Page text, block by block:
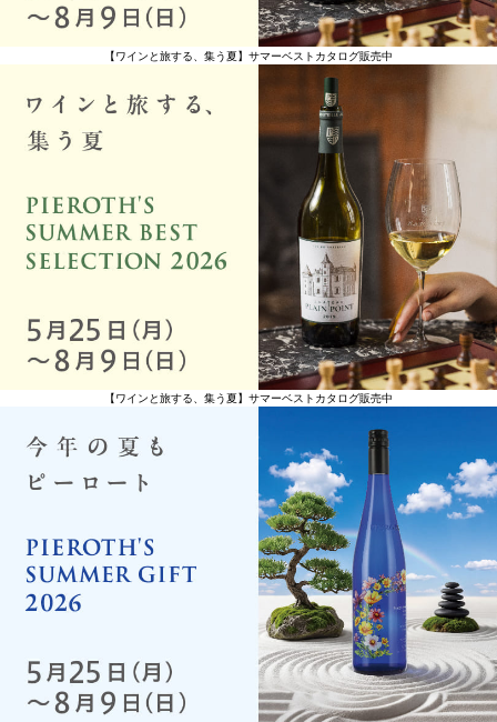
【ワインと旅する、集う夏】サマーベストカタログ販売中
【ワインと旅する、集う夏】サマーベストカタログ販売中